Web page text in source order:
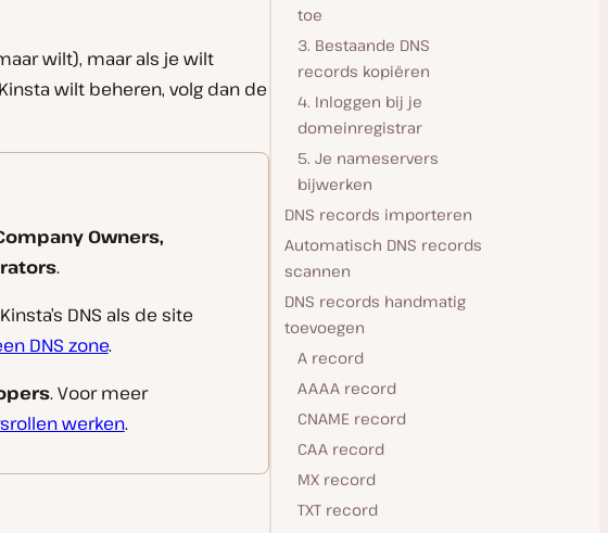
wilt), maar als je wilt
wilt beheren, volg dan de
Owners,
.
DNS als de site
DNS zone.
. Voor meer
werken.
toe
3. Bestaande DNS
records kopiëren
4. Inloggen bij je
domeinregistrar
5. Je nameservers
bijwerken
DNS records importeren
Automatisch DNS records
scannen
DNS records handmatig
toevoegen
A record
AAAA record
CNAME record
CAA record
MX record
TXT record